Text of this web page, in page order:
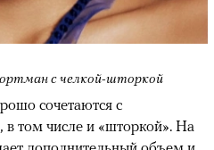
с челкой-шторкой
сочетаются с
том числе и «шторкой». На